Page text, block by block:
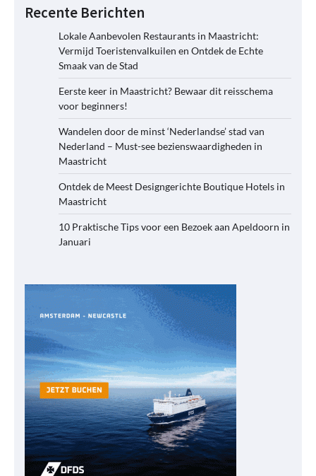
Recente Berichten
Lokale Aanbevolen Restaurants in Maastricht:
Vermijd Toeristenvalkuilen en Ontdek de Echte
Smaak van de Stad
Eerste keer in Maastricht? Bewaar dit reisschema
voor beginners!
Wandelen door de minst ‘Nederlandse’ stad van
Nederland – Must-see bezienswaardigheden in
Maastricht
Ontdek de Meest Designgerichte Boutique Hotels in
Maastricht
10 Praktische Tips voor een Bezoek aan Apeldoorn in
Januari